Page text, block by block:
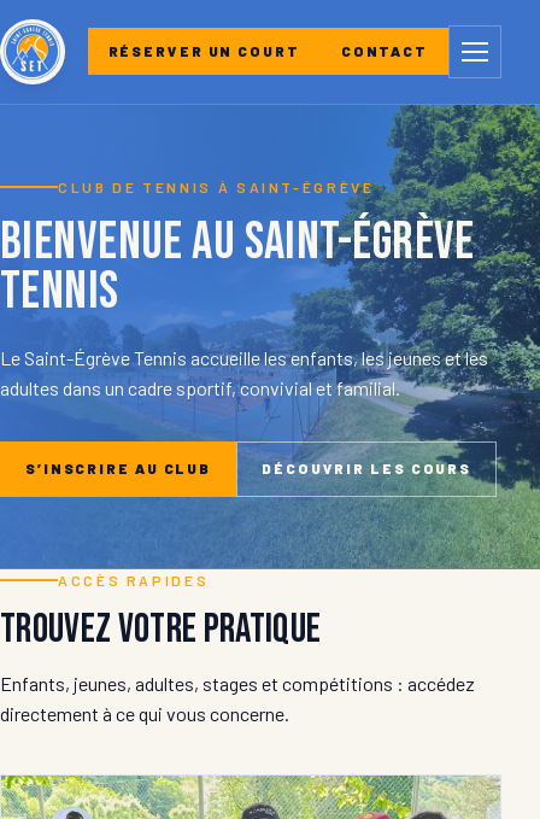
RÉSERVER UN COURT CONTACT Menu
CLUB DE TENNIS À SAINT-ÉGRÈVE
Bienvenue au Saint-Égrève
Tennis
Le Saint-Égrève Tennis accueille les enfants, les jeunes et les
adultes dans un cadre sportif, convivial et familial.
S’INSCRIRE AU CLUB DÉCOUVRIR LES COURS
ACCÈS RAPIDES
Trouvez votre pratique
Enfants, jeunes, adultes, stages et compétitions : accédez
directement à ce qui vous concerne.